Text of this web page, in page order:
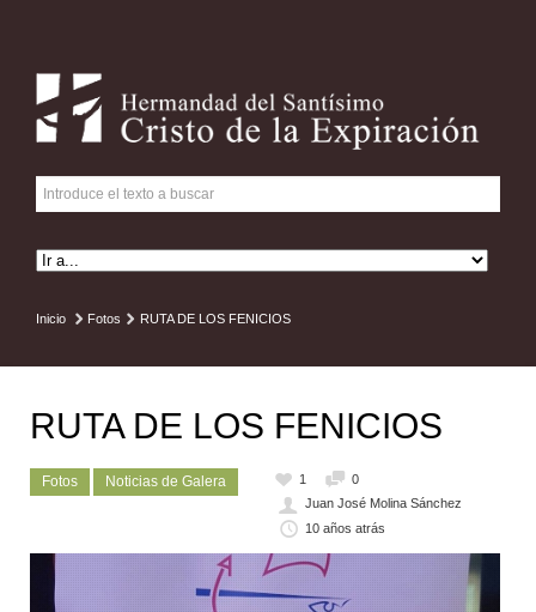
Inicio Fotos RUTA DE LOS FENICIOS
RUTA DE LOS FENICIOS
Fotos Noticias de Galera 1
0
Juan José Molina Sánchez
10 años atrás